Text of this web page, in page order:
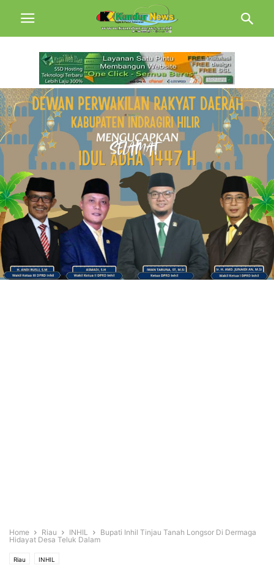
Home Riau INHIL
Bupati Inhil Tinjau Tanah Longsor Di Dermaga
Hidayat Desa Teluk Dalam
Riau INHIL